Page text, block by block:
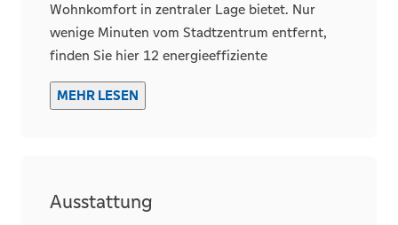
Badezimmer
1
Wohneinheiten
Abstellraum
Wohnkomfort in zentraler Lage bietet. Nur
wenige Minuten vom Stadtzentrum entfernt,
finden Sie hier 12 energieeffiziente
Eigentumswohnungen im fortschrittlichen KfW
EH 40 NH-Standard mit QNG Zertifikat. Diese
In der Umgebung befinden sich zahlreiche
MEHR LESEN
Ausstattung